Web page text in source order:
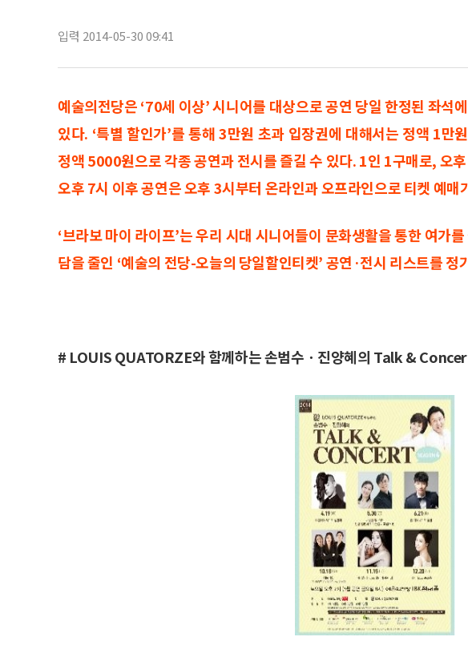
입력 2014-05-30 09:41
예술의전당은 ‘70세 이상’ 시니어를 대상으로 공연 당일 한정된 좌석
있다. ‘특별 할인가’를 통해 3만원 초과 입장권에 대해서는 정액 1만
정액 5000원으로 각종 공연과 전시를 즐길 수 있다. 1인 1구매로, 오
오후 7시 이후 공연은 오후 3시부터 온라인과 오프라인으로 티켓 예매
‘브라보 마이 라이프’는 우리 시대 시니어들이 문화생활을 통한 여가
담을 줄인 ‘예술의 전당-오늘의 당일할인티켓’ 공연·전시 리스트를
# LOUIS QUATORZE와 함께하는 손범수ㆍ진양혜의 Talk &